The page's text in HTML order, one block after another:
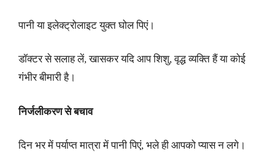
पानी या इलेक्ट्रोलाइट युक्त घोल पिएं।
डॉक्टर से सलाह लें, खासकर यदि आप शिशु, वृद्ध व्‍यक्ति हैं या कोई
गंभीर बीमारी है।
निर्जलीकरण से बचाव
दिन भर में पर्याप्त मात्रा में पानी पिएं, भले ही आपको प्यास न लगे।